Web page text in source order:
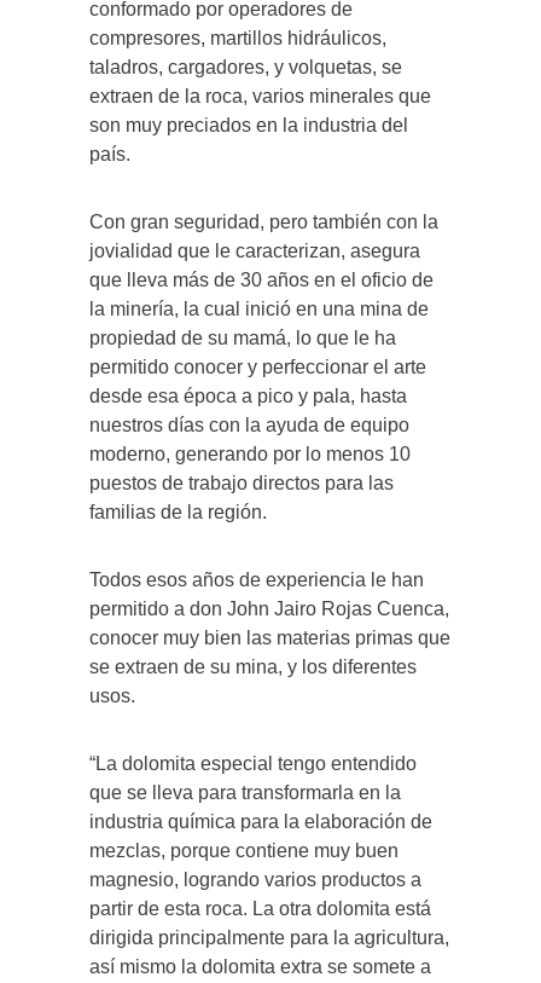
conformado por operadores de
compresores, martillos hidráulicos,
taladros, cargadores, y volquetas, se
extraen de la roca, varios minerales que
son muy preciados en la industria del
país.
Con gran seguridad, pero también con la
jovialidad que le caracterizan, asegura
que lleva más de 30 años en el oficio de
la minería, la cual inició en una mina de
propiedad de su mamá, lo que le ha
permitido conocer y perfeccionar el arte
desde esa época a pico y pala, hasta
nuestros días con la ayuda de equipo
moderno, generando por lo menos 10
puestos de trabajo directos para las
familias de la región.
Todos esos años de experiencia le han
permitido a don John Jairo Rojas Cuenca,
conocer muy bien las materias primas que
se extraen de su mina, y los diferentes
usos.
“La dolomita especial tengo entendido
que se lleva para transformarla en la
industria química para la elaboración de
mezclas, porque contiene muy buen
magnesio, logrando varios productos a
partir de esta roca. La otra dolomita está
dirigida principalmente para la agricultura,
así mismo la dolomita extra se somete a